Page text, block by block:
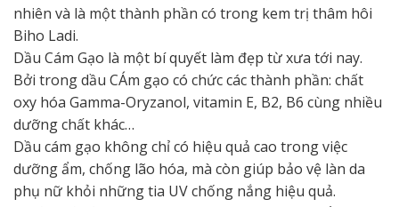
nhiên và là một thành phần có trong kem trị thâm hôi
Biho Ladi.
Dầu Cám Gạo là một bí quyết làm đẹp từ xưa tới nay.
Bởi trong dầu CÁm gạo có chức các thành phần: chất
oxy hóa Gamma-Oryzanol, vitamin E, B2, B6 cùng nhiều
dưỡng chất khác…
Dầu cám gạo không chỉ có hiệu quả cao trong việc
dưỡng ẩm, chống lão hóa, mà còn giúp bảo vệ làn da
phụ nữ khỏi những tia UV chống nắng hiệu quả.